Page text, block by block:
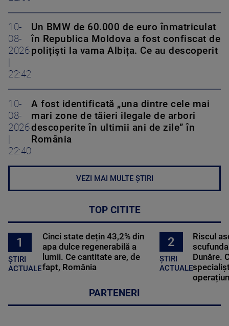
10-
08-
2026
22:42
Un BMW de 60.000 de euro înmatriculat
în Republica Moldova a fost confiscat de
polițiști la vama Albița. Ce au descoperit
10-
08-
2026
22:40
A fost identificată „una dintre cele mai
mari zone de tăieri ilegale de arbori
descoperite în ultimii ani de zile” în
România
VEZI MAI MULTE ȘTIRI
TOP CITITE
1
ȘTIRI
ACTUALE
Cinci state dețin 43,2% din
apa dulce regenerabilă a
lumii. Ce cantitate are, de
fapt, România
2
ȘTIRI
ACTUALE
Riscul
Dunăre.
PARTENERI